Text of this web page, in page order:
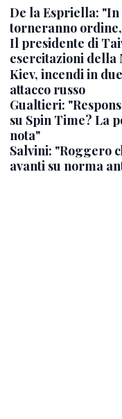
De la Espriella:
torneranno
Il presidente di
esercitazioni della
Kiev, incendi in
attacco russo
Gualtieri:
su Spin Time? La
nota"
Salvini: "Roggero
avanti su norma